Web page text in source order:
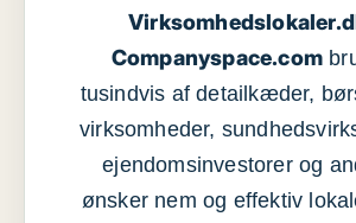
Companyspace.com
tusindvis af detailkæder,
virksomheder,
ejendomsinvestorer og
ønsker nem og effektiv